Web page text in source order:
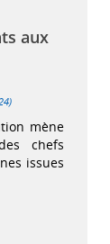
aux
mène
chefs
issues